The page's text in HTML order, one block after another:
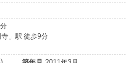
」駅 徒歩9分